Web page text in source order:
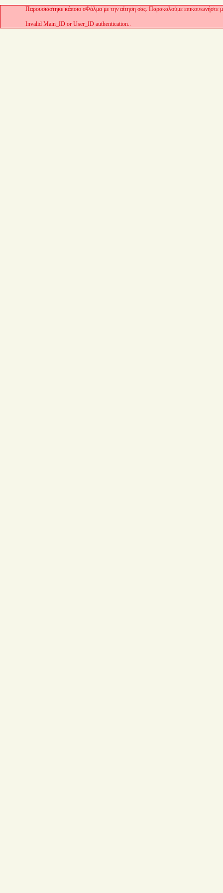
Παρουσιάστηκε κάποιο σΦάλμα με την αίτηση σας. Παρακαλούμε επικοινωνήστε
Invalid Main_ID or User_ID authentication..